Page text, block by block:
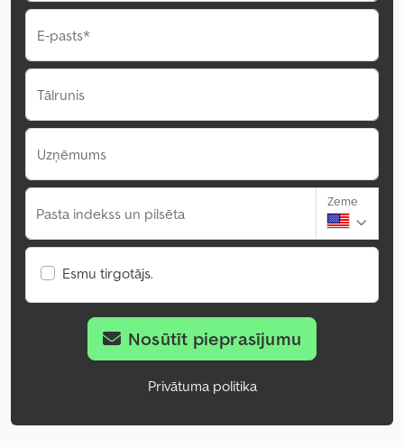
E-pasts*
Tālrunis
Uzņēmums
Pasta indekss un pilsēta
Zeme
Esmu tirgotājs.
Nosūtīt pieprasījumu
Privātuma politika